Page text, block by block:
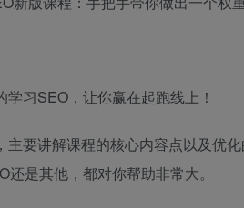
习SEO，让你赢在起跑线上！
主要讲解课程的核心内容点以及优
是其他，都对你帮助非常大。